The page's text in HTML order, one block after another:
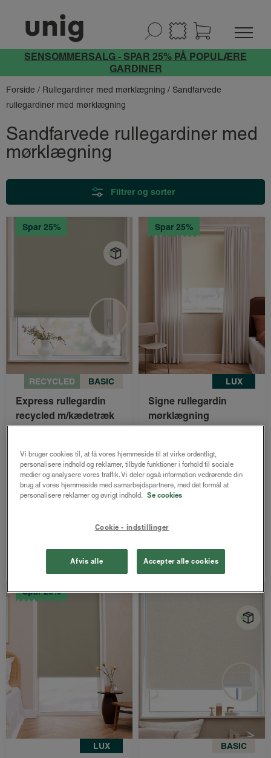
SENSOMMERSALG - SPAR 25% PÅ POPULÆRE
GARDINER
Forside / Rullegardiner med mørklægning / Sandfarvede
rullegardiner med mørklægning
Sandfarvede rullegardiner med
mørklægning
Filtrer og sorter
Spar 25%
RECYCLED BASIC
Express rullegardin
recycled m/kædetræk
mørklægning
Kun online - afsendes
inden for
1-5 hverdage
Bestil nu
Spar 25%
LUX
Signe rullegardin
mørklægning
gardinbussen
fra 714 kr.
Spar 25%
LUX BASIC
Vi bruger cookies til, at få vores hjemmeside til at virke ordentligt,
personalisere indhold og reklamer, tilbyde funktioner i forhold til sociale
medier og analysere vores traffik. Vi deler også information vedrørende din
brug af vores hjemmeside med samarbejdspartnere, med det formål at
personalisere reklamer og øvrigt indhold. Se cookies
Cookie - indstillinger
Afvis alle Accepter alle cookies